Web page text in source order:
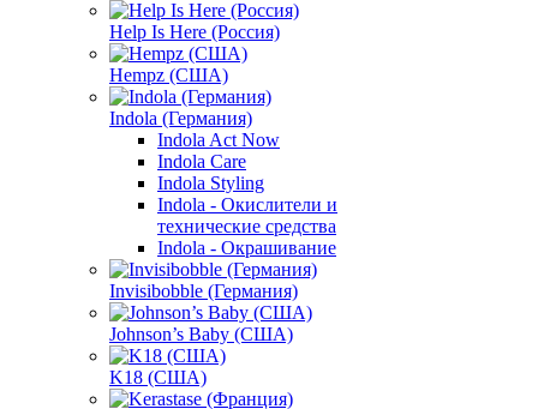
Help Is Here (Россия)
Hempz (США)
Indola (Германия)
Indola Act Now
Indola Care
Indola Styling
Indola - Окислители и
технические средства
Indola - Окрашивание
Invisibobble (Германия)
Johnson’s Baby (США)
K18 (США)